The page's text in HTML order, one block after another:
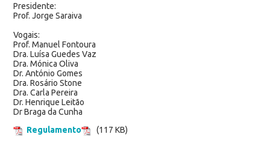
Presidente:
Prof. Jorge Saraiva
Vogais:
Prof. Manuel Fontoura
Dra. Luísa Guedes Vaz
Dra. Mónica Oliva
Dr. António Gomes
Dra. Rosário Stone
Dra. Carla Pereira
Dr. Henrique Leitão
Dr Braga da Cunha
Regulamento
(117 KB)